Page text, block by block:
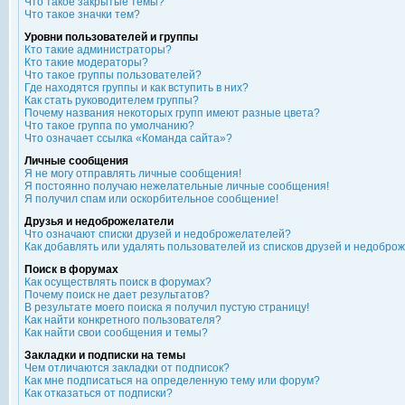
Что такое значки тем?
Уровни пользователей и группы
Кто такие администраторы?
Кто такие модераторы?
Что такое группы пользователей?
Где находятся группы и как вступить в них?
Как стать руководителем группы?
Почему названия некоторых групп имеют разные цвета?
Что такое группа по умолчанию?
Что означает ссылка «Команда сайта»?
Личные сообщения
Я не могу отправлять личные сообщения!
Я постоянно получаю нежелательные личные сообщения!
Я получил спам или оскорбительное сообщение!
Друзья и недоброжелатели
Что означают списки друзей и недоброжелателей?
Как добавлять или удалять пользователей из списков друзей и
Поиск в форумах
Как осуществлять поиск в форумах?
Почему поиск не дает результатов?
В результате моего поиска я получил пустую страницу!
Как найти конкретного пользователя?
Как найти свои сообщения и темы?
Закладки и подписки на темы
Чем отличаются закладки от подписок?
Как мне подписаться на определенную тему или форум?
Как отказаться от подписки?